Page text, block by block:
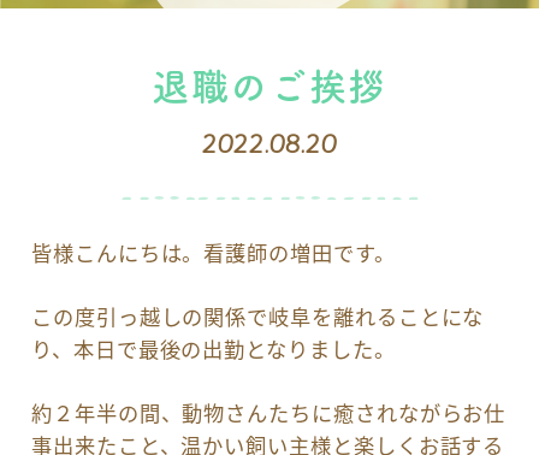
退職のご挨拶
2022.08.20
皆様こんにちは。看護師の増田です。
この度引っ越しの関係で岐阜を離れることにな
り、本日で最後の出勤となりました。
約２年半の間、動物さんたちに癒されながらお仕
事出来たこと、温かい飼い主様と楽しくお話する